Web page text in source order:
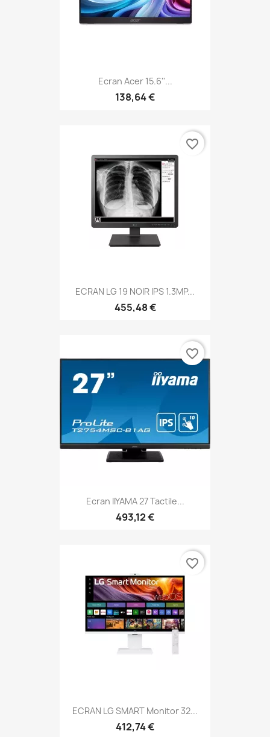
Ecran Acer 15.6''...
138,64 €
ECRAN LG 19 NOIR IPS 1.3MP...
455,48 €
favorite_border
Ecran IIYAMA 27 Tactile...
493,12 €
favorite_border
ECRAN LG SMART Monitor 32...
412,74 €
favorite_border